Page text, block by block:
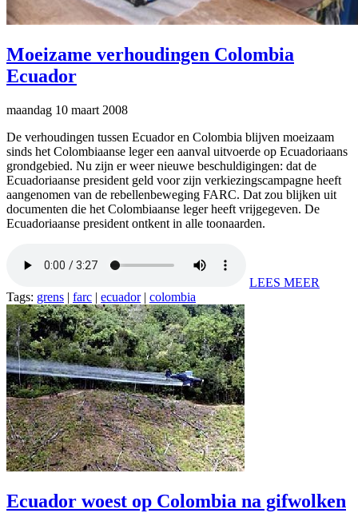
Moeizame verhoudingen Colombia
Ecuador
maandag 10 maart 2008
De verhoudingen tussen Ecuador en Colombia blijven moeizaam
sinds het Colombiaanse leger een aanval uitvoerde op Ecuadoriaans
grondgebied. Nu zijn er weer nieuwe beschuldigingen: dat de
Ecuadoriaanse president geld voor zijn verkiezingscampagne heeft
aangenomen van de rebellenbeweging FARC. Dat zou blijken uit
documenten die het Colombiaanse leger heeft vrijgegeven. De
Ecuadoriaanse president ontkent in alle toonaarden.
LEES MEER
Tags: grens | farc | ecuador| colombia
Ecuador woest op Colombia na gifwolken